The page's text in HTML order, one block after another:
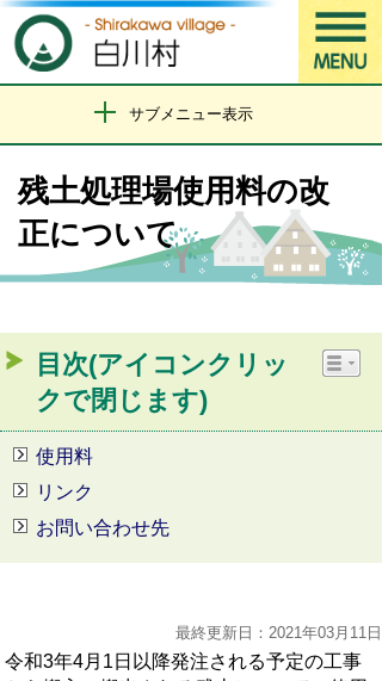
サブメニュー表示
残土処理場使用料の改
正について
目次(アイコンクリッ
クで閉じます)
使用料
リンク
お問い合わせ先
最終更新日：2021年03月11日
令和3年4月1日以降発注される予定の工事